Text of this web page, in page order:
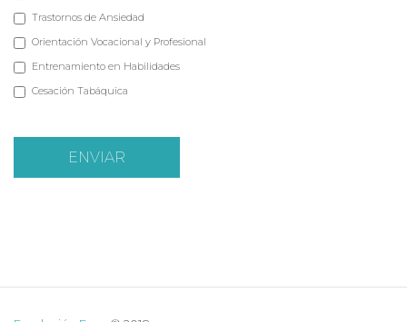
Trastornos de Ansiedad
Orientación Vocacional y Profesional
Entrenamiento en Habilidades
Cesación Tabáquica
ENVIAR